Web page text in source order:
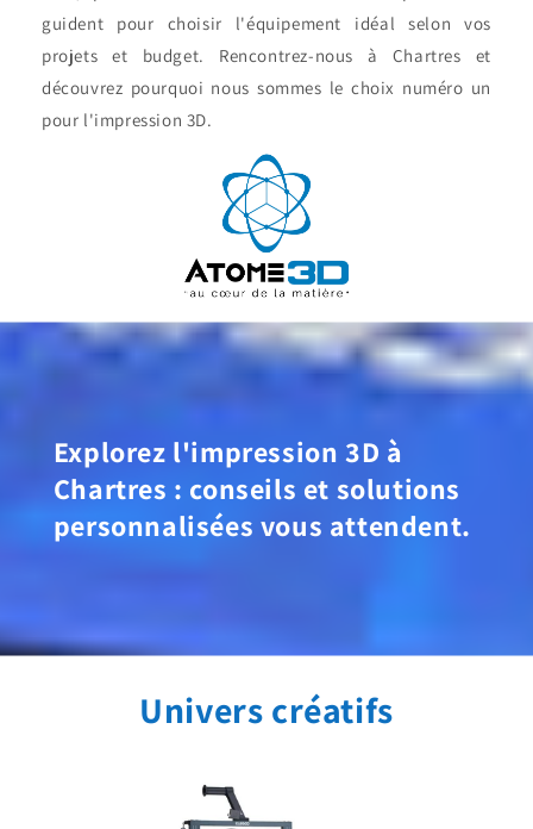
guident pour choisir l'équipement idéal selon vos
projets et budget. Rencontrez-nous à Chartres et
découvrez pourquoi nous sommes le choix numéro un
pour l'impression 3D.
Explorez l'impression 3D à
Chartres : conseils et solutions
personnalisées vous attendent.
Univers créatifs